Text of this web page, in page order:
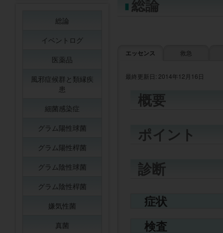
総論
エッセンス 救急
最終更新日: 2014年12月16日
概要
ポイント
診断
症状
検査
総論
イベントログ
医薬品
風邪症候群と類縁疾
患
細菌感染症
グラム陽性球菌
グラム陽性桿菌
グラム陰性球菌
グラム陰性桿菌
嫌気性菌
真菌